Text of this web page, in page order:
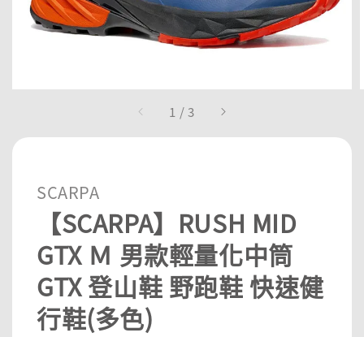
1 /3
SCARPA
【SCARPA】RUSH MID
GTX Ｍ 男款輕量化中筒
GTX 登山鞋 野跑鞋 快速健
行鞋(多色)